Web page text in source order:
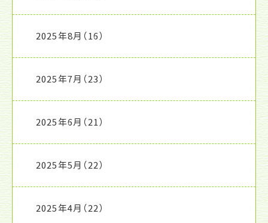
2025年8月 （16）
2025年7月 （23）
2025年6月 （21）
2025年5月 （22）
2025年4月 （22）